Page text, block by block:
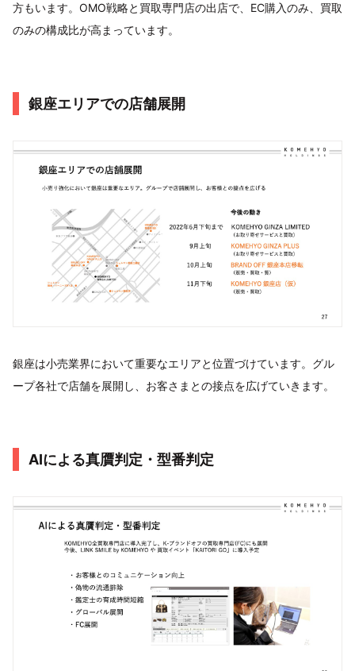
方もいます。OMO戦略と買取専門店の出店で、EC購入のみ、買取
のみの構成比が高まっています。
銀座エリアでの店舗展開
銀座は小売業界において重要なエリアと位置づけています。グル
ープ各社で店舗を展開し、お客さまとの接点を広げていきます。
AIによる真贋判定・型番判定